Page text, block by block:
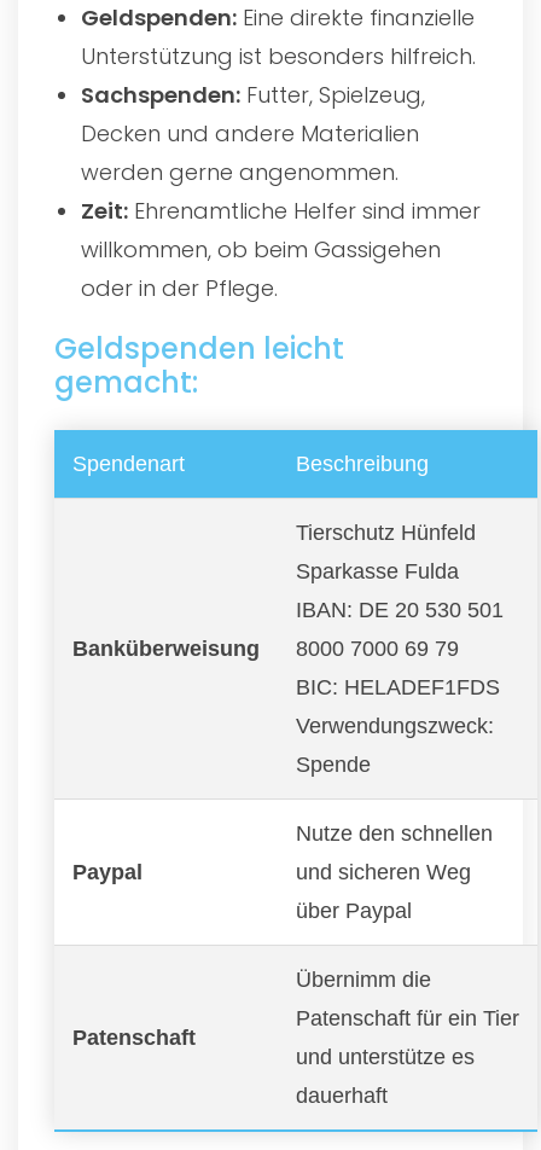
Geldspenden: Eine direkte finanzielle
Unterstützung ist besonders hilfreich.
Sachspenden: Futter, Spielzeug,
Decken und andere Materialien
werden gerne angenommen.
Zeit: Ehrenamtliche Helfer sind immer
willkommen, ob beim Gassigehen
oder in der Pflege.
Geldspenden leicht
gemacht:
Spendenart Beschreibung
Banküberweisung
Tierschutz Hünfeld
Sparkasse Fulda
IBAN: DE 20 530 501
8000 7000 69 79
BIC: HELADEF1FDS
Verwendungszweck:
Spende
Paypal
Nutze den schnellen
und sicheren Weg
über Paypal
Patenschaft
Übernimm die
Patenschaft für ein Tier
und unterstütze es
dauerhaft